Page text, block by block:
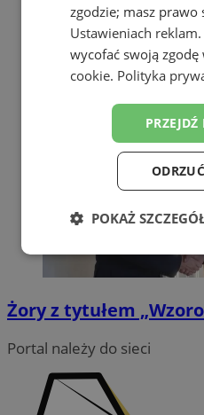
Żory z tytułem
Portal należy do sieci
zgodzie; masz
Ustawieniach reklam
wycofać swoją zgodę
cookie. Polityka
POKAŻ
Niezbędne
Funkcjonalność